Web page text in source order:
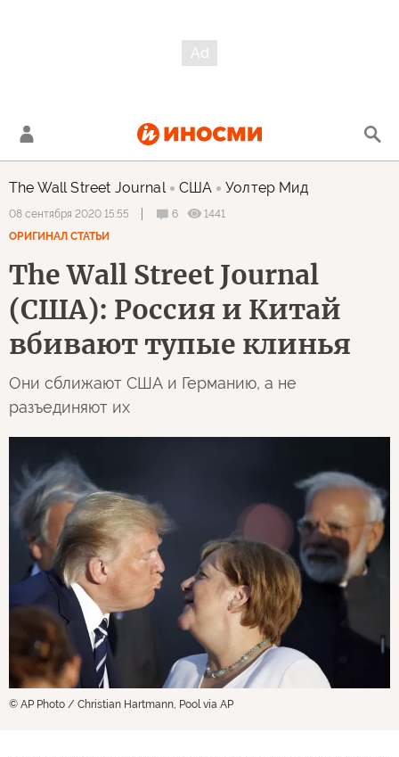
The Wall Street Journal США Уолтер Мид
08 сентября 2020 15:55 6
1441
ОРИГИНАЛ СТАТЬИ
The Wall Street Journal
(США): Россия и Китай
вбивают тупые клинья
Они сближают США и Германию, а не
разъединяют их
© AP Photo / Christian Hartmann, Pool via AP